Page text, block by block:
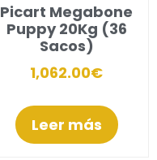
Picart Megabone
Puppy 20Kg (36
Sacos)
1,062.00€
Leer más